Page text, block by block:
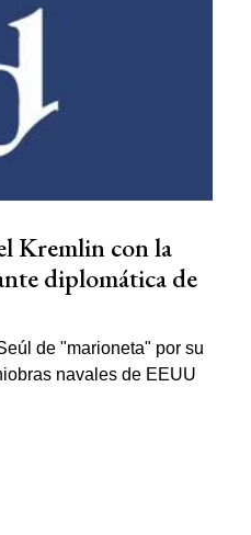
Kremlin con la
diplomática de